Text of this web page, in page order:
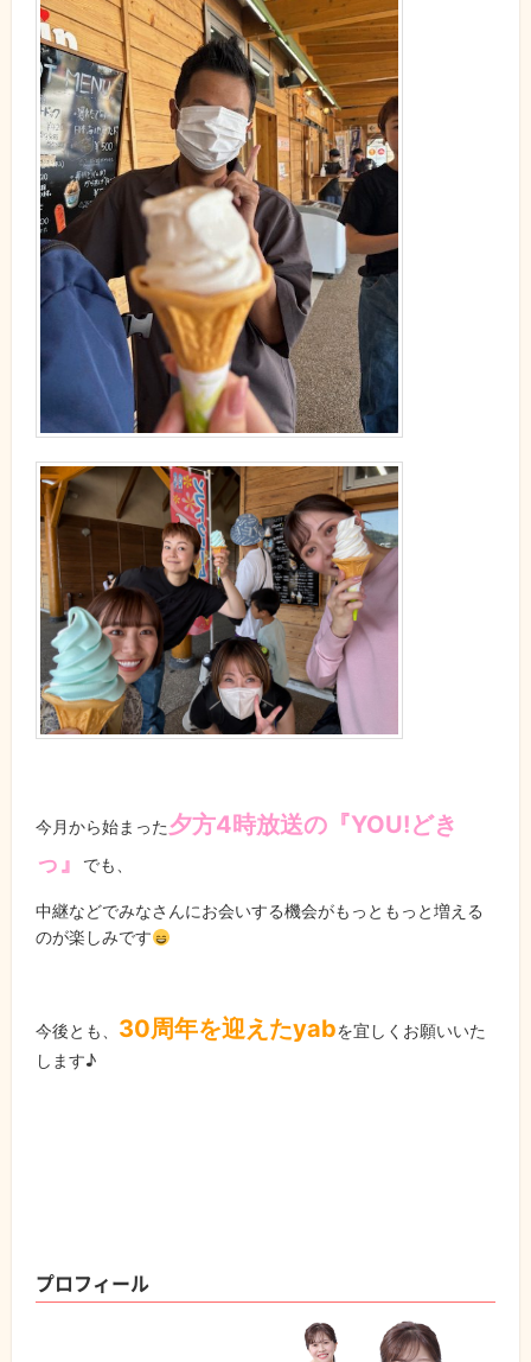
今月から始まった夕方4時放送の『YOU!どき
っ』
でも、
中継などでみなさんにお会いする機会がもっともっと増える
のが楽しみです
今後とも、 30周年を迎えたyabを宜しくお願いいた
します♪
プロフィール